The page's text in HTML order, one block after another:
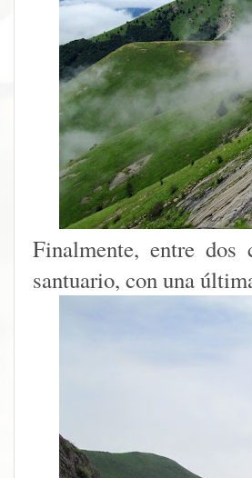
Finalmente, entre dos
santuario, con una